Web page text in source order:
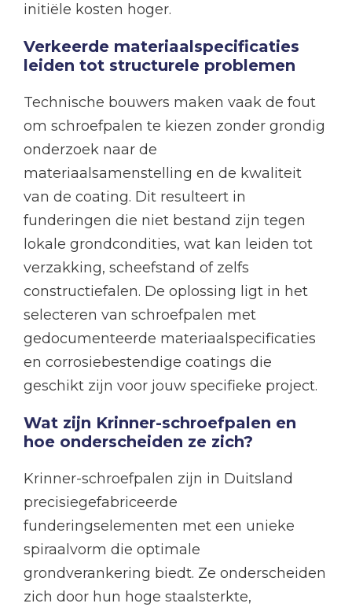
initiële kosten hoger.
Verkeerde materiaalspecificaties
leiden tot structurele problemen
Technische bouwers maken vaak de fout
om schroefpalen te kiezen zonder grondig
onderzoek naar de
materiaalsamenstelling en de kwaliteit
van de coating. Dit resulteert in
funderingen die niet bestand zijn tegen
lokale grondcondities, wat kan leiden tot
verzakking, scheefstand of zelfs
constructiefalen. De oplossing ligt in het
selecteren van schroefpalen met
gedocumenteerde materiaalspecificaties
en corrosiebestendige coatings die
geschikt zijn voor jouw specifieke project.
Wat zijn Krinner-schroefpalen en
hoe onderscheiden ze zich?
Krinner-schroefpalen zijn in Duitsland
precisiegefabriceerde
funderingselementen met een unieke
spiraalvorm die optimale
grondverankering biedt. Ze onderscheiden
zich door hun hoge staalsterkte,